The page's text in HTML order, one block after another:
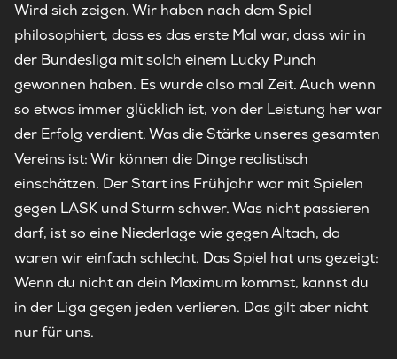
Wird sich zeigen. Wir haben nach dem Spiel
philosophiert, dass es das erste Mal war, dass wir in
der Bundesliga mit solch einem Lucky Punch
gewonnen haben. Es wurde also mal Zeit. Auch wenn
so etwas immer glücklich ist, von der Leistung her war
der Erfolg verdient. Was die Stärke unseres gesamten
Vereins ist: Wir können die Dinge realistisch
einschätzen. Der Start ins Frühjahr war mit Spielen
gegen LASK und Sturm schwer. Was nicht passieren
darf, ist so eine Niederlage wie gegen Altach, da
waren wir einfach schlecht. Das Spiel hat uns gezeigt:
Wenn du nicht an dein Maximum kommst, kannst du
in der Liga gegen jeden verlieren. Das gilt aber nicht
nur für uns.